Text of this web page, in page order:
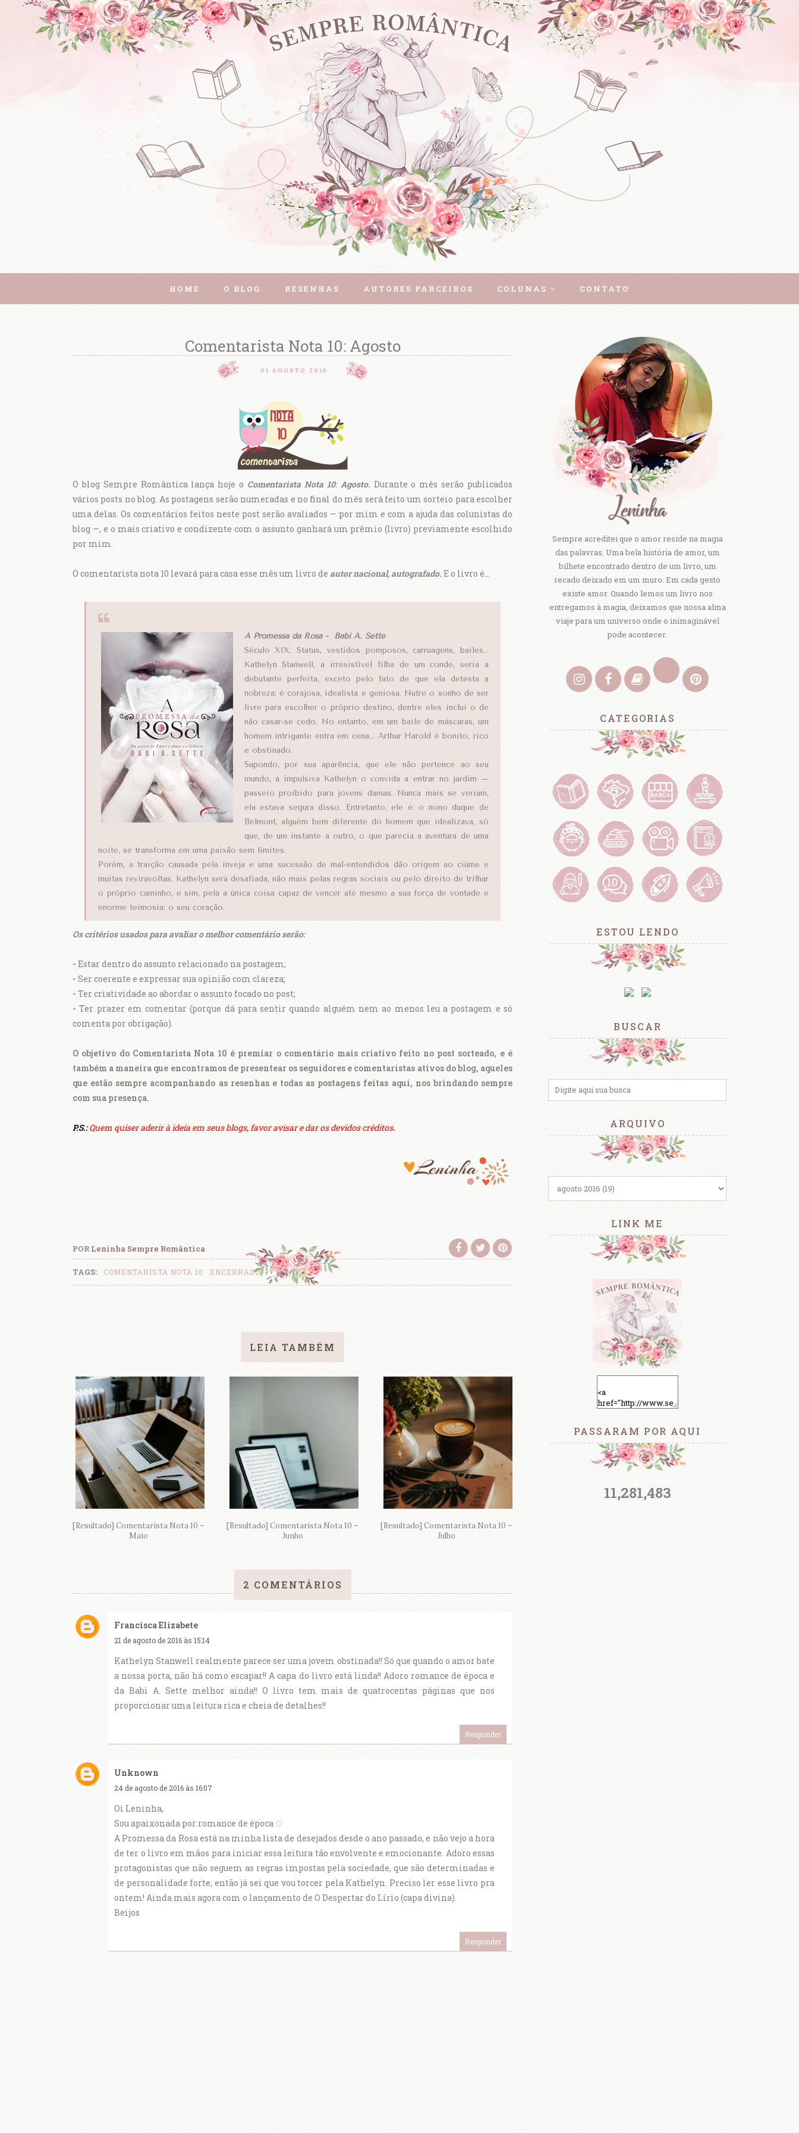
HOME O BLOG RESENHAS AUTORES PARCEIROS COLUNAS CONTATO
Comentarista Nota 10: Agosto
01 AGOSTO 2016
O blog Sempre Romântica lança hoje o Comentarista Nota 10: Agosto. Durante o mês serão publicados
vários posts no blog. As postagens serão numeradas e no final do mês será feito um sorteio para escolher
uma delas. Os comentários feitos neste post serão avaliados — por mim e com a ajuda das colunistas do
blog —, e o mais criativo e condizente com o assunto ganhará um prêmio (livro) previamente escolhido
por mim.
O comentarista nota 10 levará para casa esse mês um livro de autor nacional, autografado. E o livro é...
A Promessa da Rosa - Babi A. Sette
Século XIX: Status, vestidos pomposos, carruagens, bailes…
Kathelyn Stanwell, a irresistível filha de um conde, seria a
debutante perfeita, exceto pelo fato de que ela detesta a
nobreza; é corajosa, idealista e geniosa. Nutre o sonho de ser
livre para escolher o próprio destino, dentre eles inclui o de
não casar-se cedo. No entanto, em um baile de máscaras, um
homem intrigante entra em cena… Arthur Harold é bonito, rico
e obstinado.
Supondo, por sua aparência, que ele não pertence ao seu
mundo, à impulsiva Kathelyn o convida a entrar no jardim –
passeio proibido para jovens damas. Nunca mais se veriam,
ela estava segura disso. Entretanto, ele é: o nono duque de
Belmont, alguém bem diferente do homem que idealizava, só
que, de um instante a outro, o que parecia a aventura de uma
noite, se transforma em uma paixão sem limites.
Porém, a traição causada pela inveja e uma sucessão de mal-entendidos dão origem ao ciúme e
muitas reviravoltas. Kathelyn será desafiada, não mais pelas regras sociais ou pelo direito de trilhar
o próprio caminho, e sim, pela a única coisa capaz de vencer até mesmo a sua força de vontade e
enorme teimosia: o seu coração.
Os critérios usados para avaliar o melhor comentário serão:
- Estar dentro do assunto relacionado na postagem;
- Ser coerente e expressar sua opinião com clareza;
- Ter criatividade ao abordar o assunto focado no post;
- Ter prazer em comentar (porque dá para sentir quando alguém nem ao menos leu a postagem e só
comenta por obrigação).
O objetivo do Comentarista Nota 10 é premiar o comentário mais criativo feito no post sorteado, e é
também a maneira que encontramos de presentear os seguidores e comentaristas ativos do blog, aqueles
que estão sempre acompanhando as resenhas e todas as postagens feitas aqui, nos brindando sempre
com sua presença.
P.S.: Quem quiser aderir à ideia em seus blogs, favor avisar e dar os devidos créditos.
POR Leninha Sempre Romântica
TAGS: COMENTARISTA NOTA 10 ENCERRADO
LEIA TAMBÉM
[Resultado] Comentarista Nota 10 –
Maio
[Resultado] Comentarista Nota 10 –
Junho
[Resultado] Comentarista Nota 10 –
Julho
2 COMENTÁRIOS
Francisca Elizabete
21 de agosto de 2016 às 15:14
Kathelyn Stanwell realmente parece ser uma jovem obstinada!! Só que quando o amor bate
a nossa porta, não há como escapar!! A capa do livro está linda!! Adoro romance de época e
da Babi A. Sette melhor ainda!! O livro tem mais de quatrocentas páginas que nos
proporcionar uma leitura rica e cheia de detalhes!!
Responder
Unknown
24 de agosto de 2016 às 16:07
Oi Leninha,
Sou apaixonada por romance de época ♡
A Promessa da Rosa está na minha lista de desejados desde o ano passado, e não vejo a hora
de ter o livro em mãos para iniciar essa leitura tão envolvente e emocionante. Adoro essas
protagonistas que não seguem as regras impostas pela sociedade, que são determinadas e
de personalidade forte, então já sei que vou torcer pela Kathelyn. Preciso ler esse livro pra
ontem! Ainda mais agora com o lançamento de O Despertar do Lírio (capa divina).
Beijos
Responder
Sempre acreditei que o amor reside na magia
das palavras. Uma bela história de amor, um
bilhete encontrado dentro de um livro, um
recado deixado em um muro. Em cada gesto
existe amor. Quando lemos um livro nos
entregamos à magia, deixamos que nossa alma
viaje para um universo onde o inimaginável
pode acontecer.
CATEGORIAS
ESTOU LENDO
BUSCAR
ARQUIVO
LINK ME
PASSARAM POR AQUI
11,281,483